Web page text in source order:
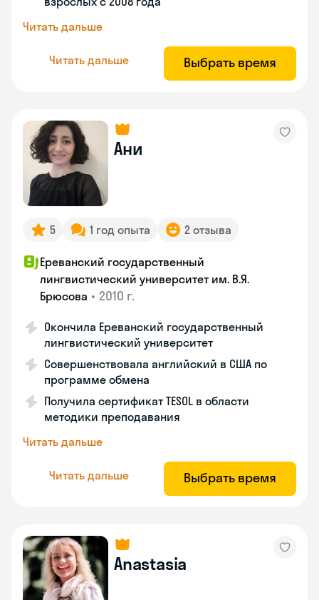
Читать дальше
Читать дальше Выбрать время
Ани
5 1 год опыта 2 отзыва
Ереванский государственный
лингвистический университет им. В.Я.
Брюсова • 2010 г.
Окончила Ереванский государственный
лингвистический университет
Совершенствовала английский в США по
программе обмена
Получила сертификат TESOL в области
методики преподавания
Читать дальше
Читать дальше Выбрать время
Anastasia